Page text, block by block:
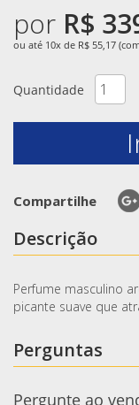
por R$
ou até 10x de R$ 55,17
Quantidade
Compartilhe
Descrição
Perfume masculino
picante suave que
Perguntas
Pergunte ao